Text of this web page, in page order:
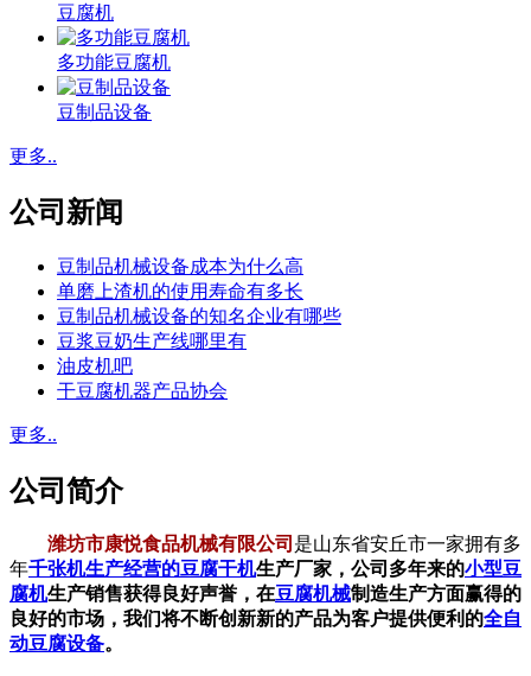
豆腐机
多功能豆腐机
豆制品设备
更多..
公司新闻
豆制品机械设备成本为什么高
单磨上渣机的使用寿命有多长
豆制品机械设备的知名企业有哪些
豆浆豆奶生产线哪里有
油皮机吧
干豆腐机器产品协会
更多..
公司简介
潍坊市康悦食品机械有限公司 是山东省安丘市一家拥有多
年千张机生产经营的豆腐干机生产厂家，公司多年来的小型豆
腐机生产销售获得良好声誉，在豆腐机械制造生产方面赢得的
良好的市场，我们将不断创新新的产品为客户提供便利的全自
动豆腐设备。